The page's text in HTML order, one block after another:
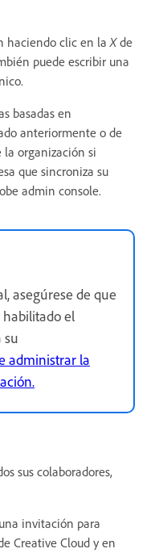
haciendo clic en laXde
puede escribir una
basadas en
anteriormente o de
la organización si
que sincroniza su
admin console.
asegúrese de que
el
su
administrar la
sus colaboradores,
invitación para
Creative Cloud y en